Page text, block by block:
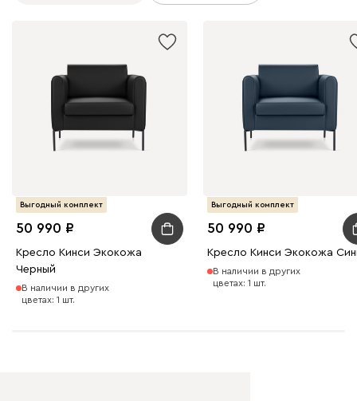
Выгодный комплект
50 990
Кресло Кинси Экокожа
Черный
В наличии в других
цветах: 1 шт.
Выгодный комплект
50 990
Кресло Кинси Экокожа
В наличии в других
цветах: 1 шт.